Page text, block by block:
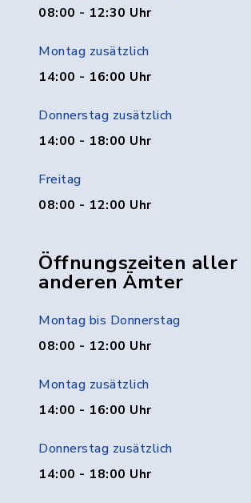
08:00 - 12:30 Uhr
Montag zusätzlich
14:00 - 16:00 Uhr
Donnerstag zusätzlich
14:00 - 18:00 Uhr
Freitag
08:00 - 12:00 Uhr
Öffnungszeiten aller
anderen Ämter
Montag bis Donnerstag
08:00 - 12:00 Uhr
Montag zusätzlich
14:00 - 16:00 Uhr
Donnerstag zusätzlich
14:00 - 18:00 Uhr